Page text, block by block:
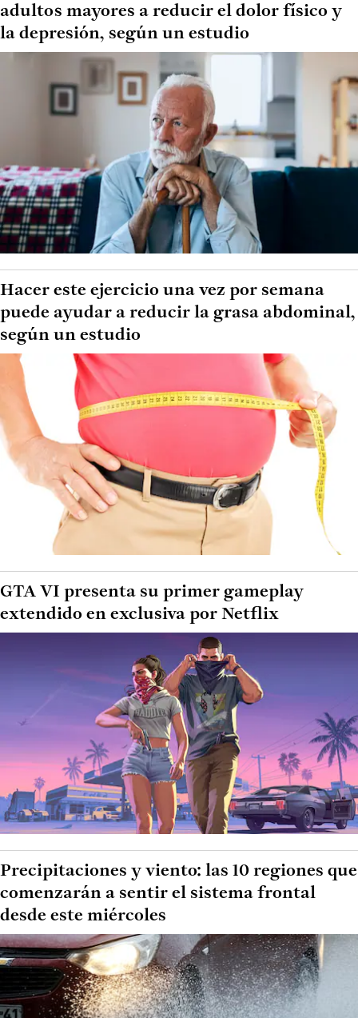
adultos mayores a reducir el dolor físico y
la depresión, según un estudio
Hacer este ejercicio una vez por semana
puede ayudar a reducir la grasa abdominal,
según un estudio
GTA VI presenta su primer gameplay
extendido en exclusiva por Netflix
Precipitaciones y viento: las 10 regiones que
comenzarán a sentir el sistema frontal
desde este miércoles